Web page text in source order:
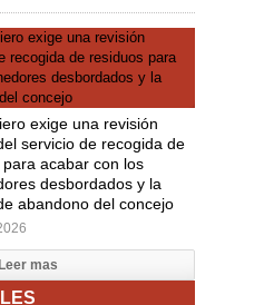
exige una revisión
servicio de recogida de
para acabar con los
desbordados y la
abandono del concejo
Leer mas